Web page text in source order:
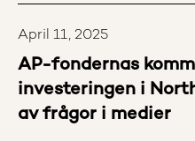
April 11, 2025
AP-fondernas
investeringen i
av frågor i medier